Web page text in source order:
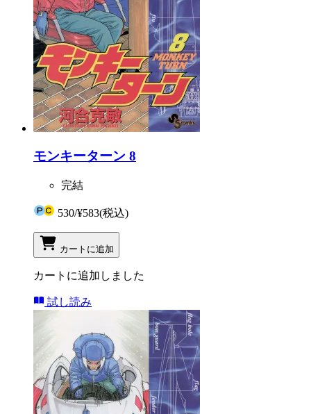
モンキーターン 8
完結
530/¥583(税込)
カートに追加
カートに追加しました
試し読み